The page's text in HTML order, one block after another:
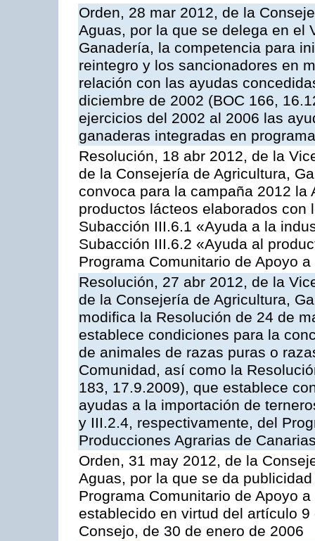
Orden, 28 mar 2012, de la
Aguas, por la que se delega en el
Ganadería, la competencia para
reintegro y los sancionadores en
relación con las ayudas
diciembre de 2002 (BOC 166,
ejercicios del 2002 al 2006 las
ganaderas integradas en
Resolución, 18 abr 2012, de la
de la Consejería de Agricultura,
convoca para la campaña 2012
productos lácteos elaborados
Subacción III.6.1 «Ayuda a la
Subacción III.6.2 «Ayuda al
Programa Comunitario de Apoyo
Resolución, 27 abr 2012, de la
de la Consejería de Agricultura,
modifica la Resolución de 24 de
establece condiciones para la
de animales de razas puras o
Comunidad, así como la
183, 17.9.2009), que establece
ayudas a la importación de
y III.2.4, respectivamente, del
Producciones Agrarias de
Orden, 31 may 2012, de la
Aguas, por la que se da
Programa Comunitario de Apoyo
establecido en virtud del artículo
Consejo, de 30 de enero de 2006